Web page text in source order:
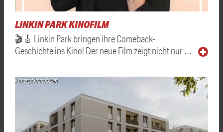
LINKIN PARK KINOFILM
🎬🎸 Linkin Park bringen ihre Comeback-
Geschichte ins Kino! Der neue Film zeigt nicht nur …
Konzept Immobilien